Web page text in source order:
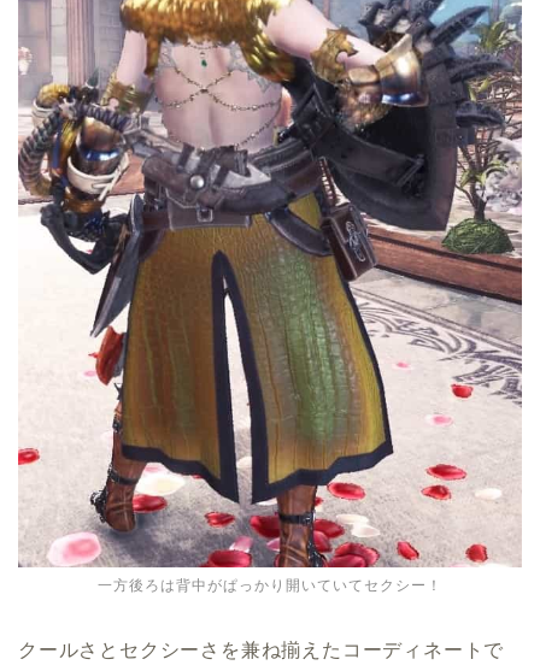
一方後ろは背中がぱっかり開いていてセクシー！
クールさとセクシーさを兼ね揃えたコーディネートで